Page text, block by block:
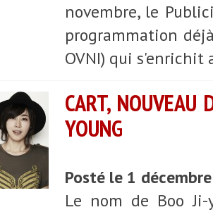
novembre, le
programmation
OVNI) qui
CART, NOUVEAU
YOUNG
Posté le 1
Le nom de Boo